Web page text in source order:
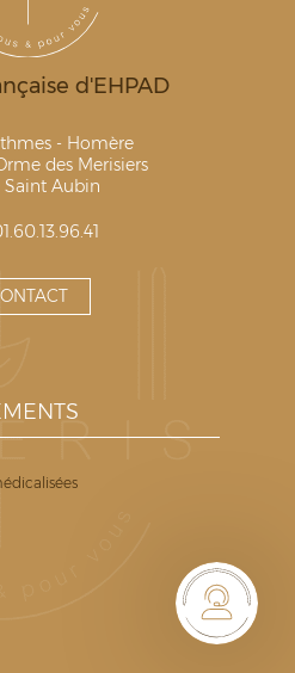
d'EHPAD
- Homère
des Merisiers
Saint Aubin